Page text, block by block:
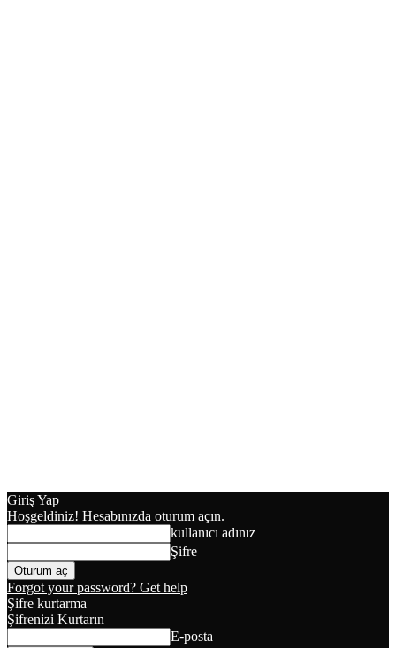
Giriş Yap
Hoşgeldiniz! Hesabınızda oturum açın.
kullanıcı adınız
Şifre
Forgot your password? Get help
Şifre kurtarma
Şifrenizi Kurtarın
E-posta